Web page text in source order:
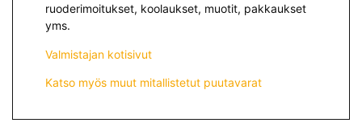
ruoderimoitukset, koolaukset, muotit, pakkaukset
yms.
Valmistajan kotisivut
Katso myös muut mitallistetut puutavarat